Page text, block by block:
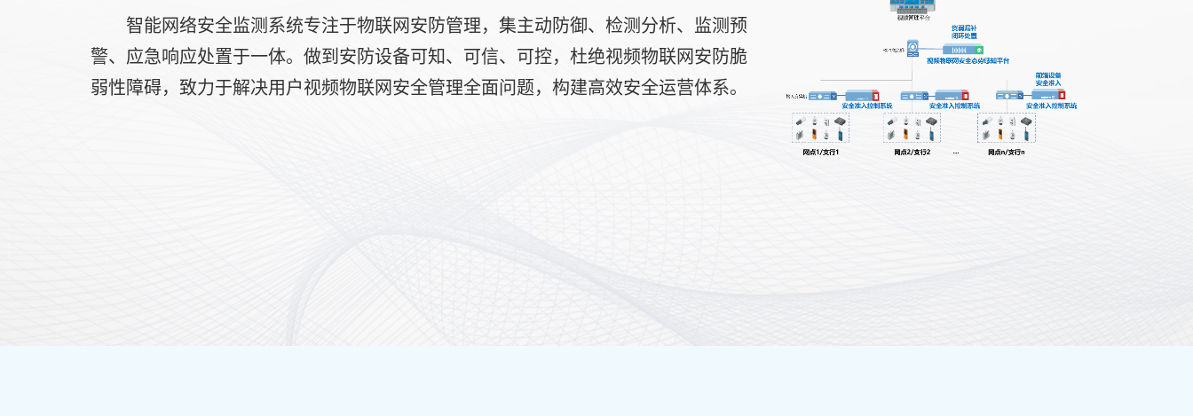
智能网络安全监测系统专注于物联网安防管理，集主动防御、检测分析、监测预
警、应急响应处置于一体。做到安防设备可知、可信、可控，杜绝视频物联网安防脆
弱性障碍，致力于解决用户视频物联网安全管理全面问题，构建高效安全运营体系。